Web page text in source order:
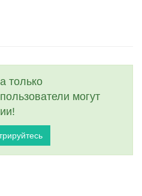
только
могут